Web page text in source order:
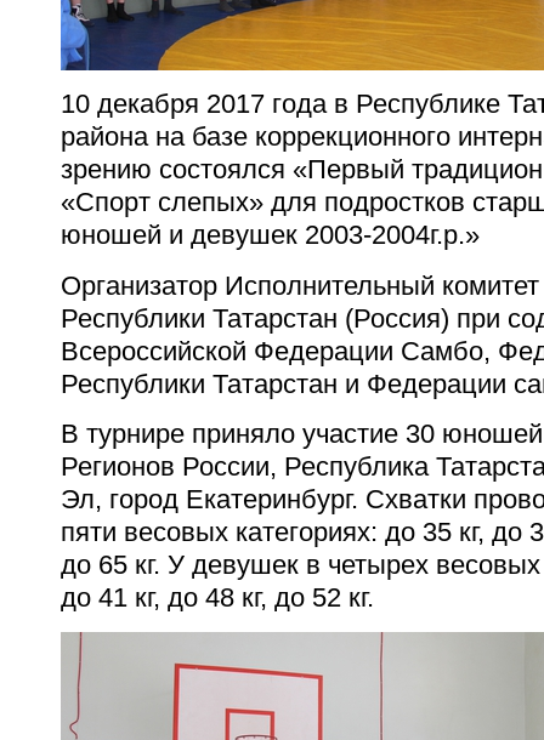
10 декабря 2017 года в Республике
района на базе коррекционного
зрению состоялся «Первый
«Спорт слепых» для подростков
юношей и девушек 2003-2004г.р.»
Организатор Исполнительный
Республики Татарстан (Россия) при
Всероссийской Федерации Самбо,
Республики Татарстан и Федерации
В турнире приняло участие 30
Регионов России, Республика
Эл, город Екатеринбург. Схватки
пяти весовых категориях: до 35 кг, до
до 65 кг. У девушек в четырех весовых
до 41 кг, до 48 кг, до 52 кг.